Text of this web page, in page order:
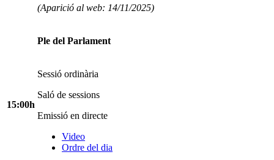
(Aparició al web: 14/11/2025)
15:00h
Ple del Parlament
Sessió ordinària
Saló de sessions
Emissió en directe
Video
Ordre del dia